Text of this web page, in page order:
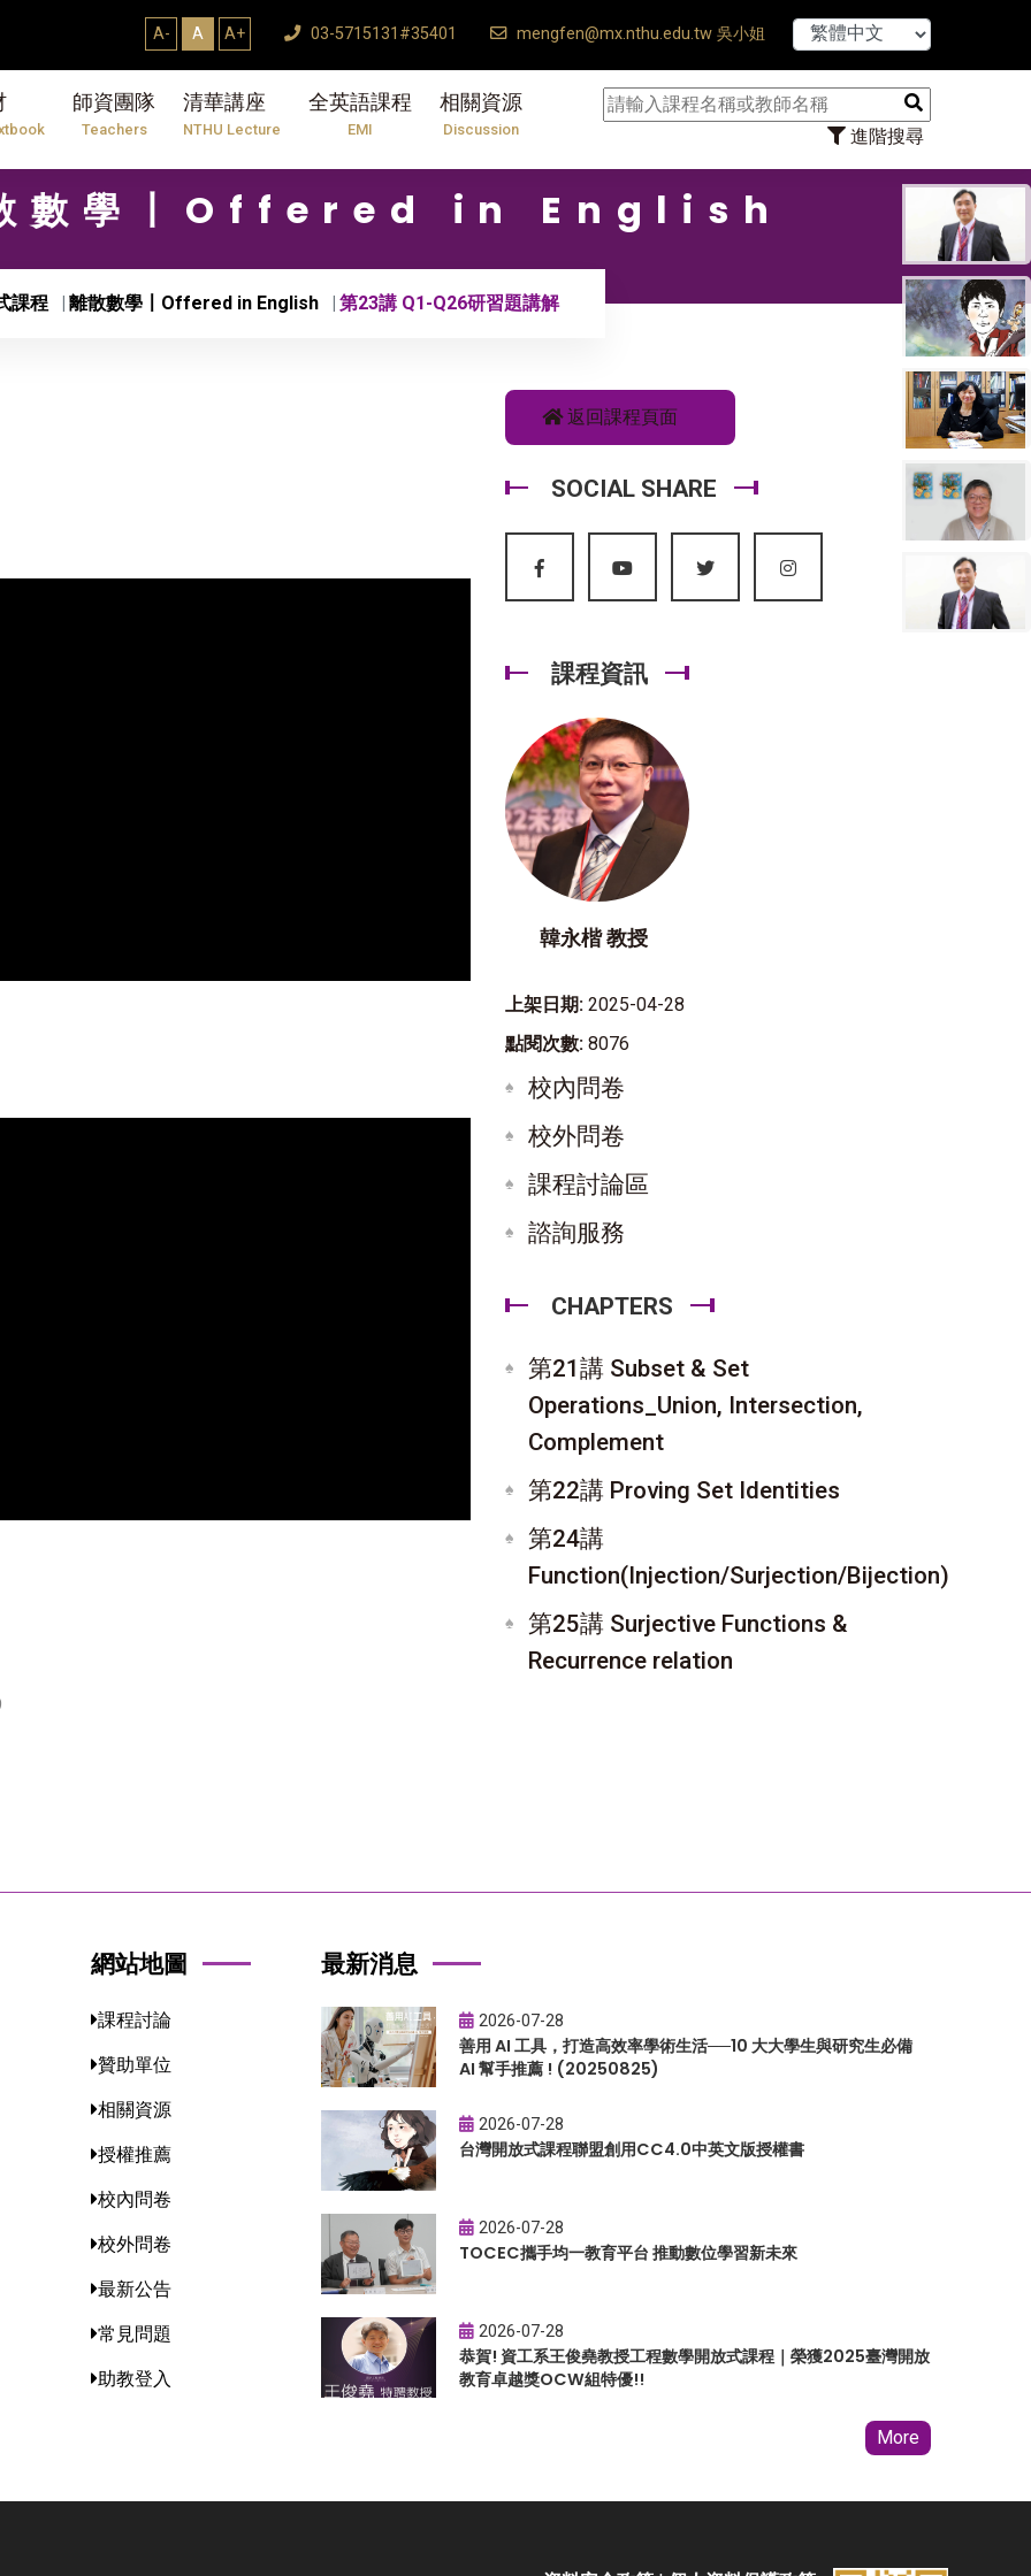
A- A A+ 03-5715131#35401 mengfen@mx.nthu.edu.tw 吳小姐
師資團隊
Teachers
清華講座
NTHU Lecture
全英語課程
EMI
相關資源
Discussion 進階搜尋
【7/31】114
數學〡Offered in English
課程 離散數學〡Offered in English 第23講 Q1-Q26研習題講解
返回課程頁面
SOCIAL SHARE
課程資訊
韓永楷 教授
上架日期: 2025-04-28
點閱次數: 8076
校內問卷
校外問卷
課程討論區
諮詢服務
CHAPTERS
第21講 Subset & Set
Operations_Union, Intersection,
Complement
第22講 Proving Set Identities
第24講
Function(Injection/Surjection/Bijection)
第25講 Surjective Functions &
Recurrence relation
網站地圖
課程討論
贊助單位
相關資源
授權推薦
校內問卷
校外問卷
最新公告
常見問題
助教登入
最新消息
2026-07-28
善用 AI 工具，打造高效率學術生活──10 大大學生與研究生必備
AI 幫手推薦 ! (20250825)
2026-07-28
台灣開放式課程聯盟創用CC4.0中英文版授權書
2026-07-28
TOCEC攜手均一教育平台 推動數位學習新未來
2026-07-28
恭賀! 資工系王俊堯教授工程數學開放式課程｜榮獲2025臺灣開放
教育卓越獎OCW組特優!!
More